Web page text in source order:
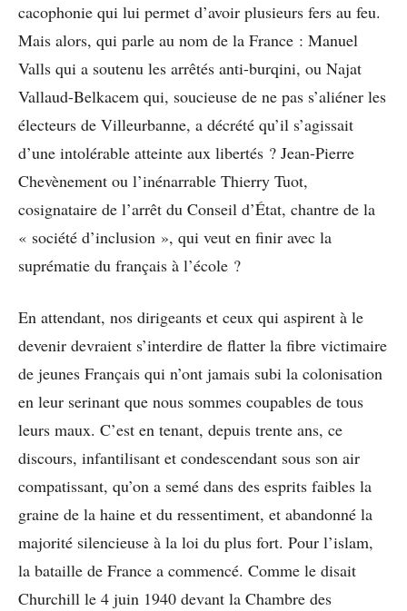
cacophonie qui lui permet d’avoir plusieurs fers au feu.
Mais alors, qui parle au nom de la France : Manuel
Valls qui a soutenu les arrêtés anti-burqini, ou Najat
Vallaud-Belkacem qui, soucieuse de ne pas s’aliéner les
électeurs de Villeurbanne, a décrété qu’il s’agissait
d’une intolérable atteinte aux libertés ? Jean-Pierre
Chevènement ou l’inénarrable Thierry Tuot,
cosignataire de l’arrêt du Conseil d’État, chantre de la
« société d’inclusion », qui veut en finir avec la
suprématie du français à l’école ?
En attendant, nos dirigeants et ceux qui aspirent à le
devenir devraient s’interdire de flatter la fibre victimaire
de jeunes Français qui n’ont jamais subi la colonisation
en leur serinant que nous sommes coupables de tous
leurs maux. C’est en tenant, depuis trente ans, ce
discours, infantilisant et condescendant sous son air
compatissant, qu’on a semé dans des esprits faibles la
graine de la haine et du ressentiment, et abandonné la
majorité silencieuse à la loi du plus fort. Pour l’islam,
la bataille de France a commencé. Comme le disait
Churchill le 4 juin 1940 devant la Chambre des